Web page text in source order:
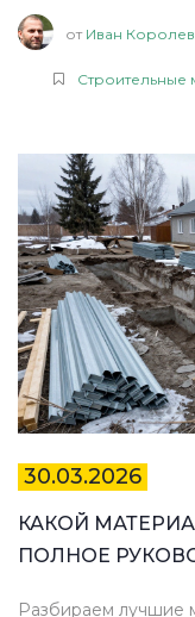
от Иван Королев
Строительные
30.03.2026
КАКОЙ
ПОЛНОЕ
Разбираем лучшие